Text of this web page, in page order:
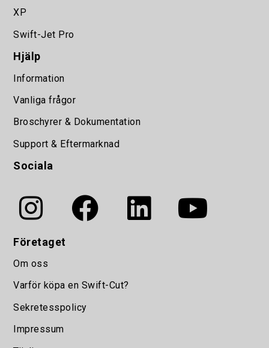
XP
Swift-Jet Pro
Hjälp
Information
Vanliga frågor
Broschyrer & Dokumentation
Support & Eftermarknad
Sociala
Företaget
Om oss
Varför köpa en Swift-Cut?
Sekretesspolicy
Impressum